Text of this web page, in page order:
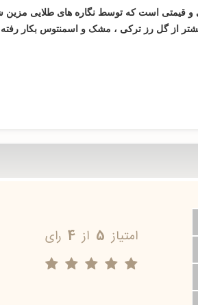
قیمتی است که توسط نگاره های طلایی مزین
از گل رز ترکی ، مشک و اسمنتوس بکار
امتیاز 5 از 4 رای